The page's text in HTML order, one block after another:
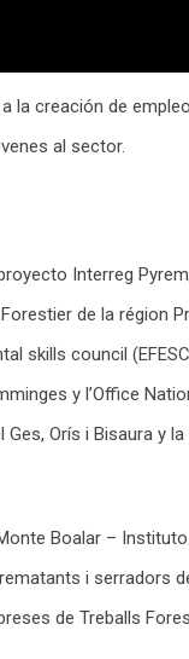
la creación de
al sector.
Interreg
de la région
skills council
y l’Office
Orís i Bisaura y
Boalar –
i serradors
de Treballs